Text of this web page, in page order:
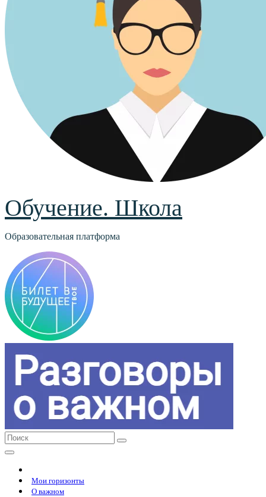
Обучение. Школа
Образовательная платформа
Мои горизонты
О важном